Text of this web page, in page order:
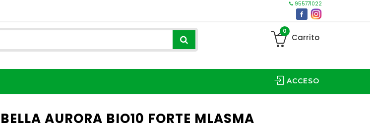
955771022
0
Carrito
ACCESO
BELLA AURORA BIO10 FORTE MLASMA